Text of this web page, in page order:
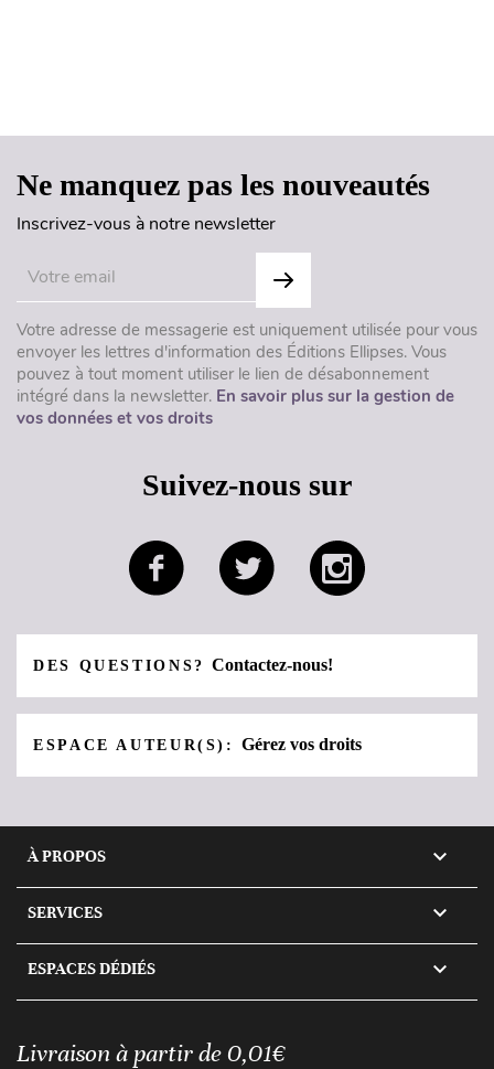
Ne manquez pas les nouveautés
Inscrivez-vous à notre newsletter
Votre adresse de messagerie est uniquement utilisée pour vous
envoyer les lettres d'information des Éditions Ellipses. Vous
pouvez à tout moment utiliser le lien de désabonnement
intégré dans la newsletter. En savoir plus sur la gestion de
vos données et vos droits
Suivez-nous sur
DES QUESTIONS?Contactez-nous!
ESPACE AUTEUR(S):Gérez vos droits
À PROPOS 
SERVICES 
ESPACES DÉDIÉS 
Livraison à partir de 0,01€